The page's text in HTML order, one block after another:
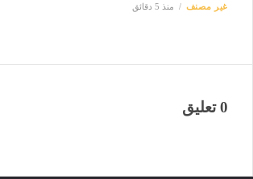
غير مصنف منذ 5 دقائق
0 تعليق